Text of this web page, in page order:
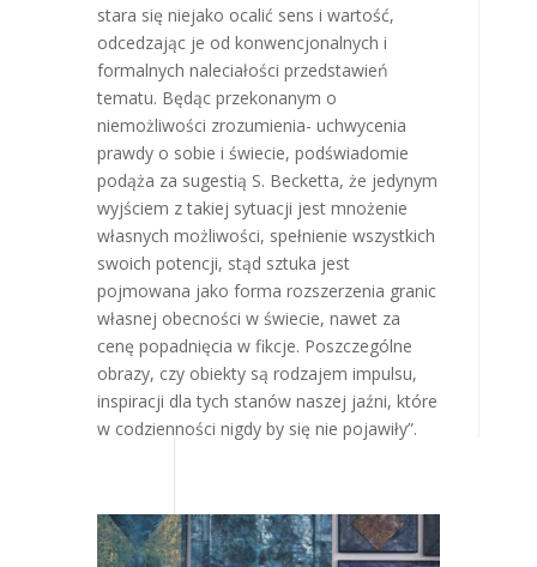
stara się niejako ocalić sens i wartość,
odcedzając je od konwencjonalnych i
formalnych naleciałości przedstawień
tematu. Będąc przekonanym o
niemożliwości zrozumienia- uchwycenia
prawdy o sobie i świecie, podświadomie
podąża za sugestią S. Becketta, że jedynym
wyjściem z takiej sytuacji jest mnożenie
własnych możliwości, spełnienie wszystkich
swoich potencji, stąd sztuka jest
pojmowana jako forma rozszerzenia granic
własnej obecności w świecie, nawet za
cenę popadnięcia w fikcje. Poszczególne
obrazy, czy obiekty są rodzajem impulsu,
inspiracji dla tych stanów naszej jaźni, które
w codzienności nigdy by się nie pojawiły”.